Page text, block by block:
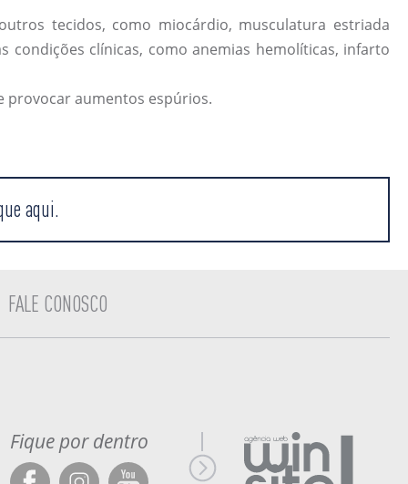
tecidos, como miocárdio, musculatura estriada
condições clínicas, como anemias hemolíticas, infarto
provocar aumentos espúrios.
aqui.
FALE CONOSCO
Fique por dentro